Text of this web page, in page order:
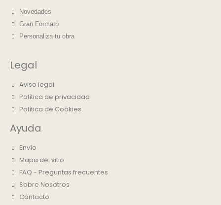
Novedades
Gran Formato
Personaliza tu obra
Legal
Aviso legal
Política de privacidad
Política de Cookies
Ayuda
Envío
Mapa del sitio
FAQ - Preguntas frecuentes
Sobre Nosotros
Contacto